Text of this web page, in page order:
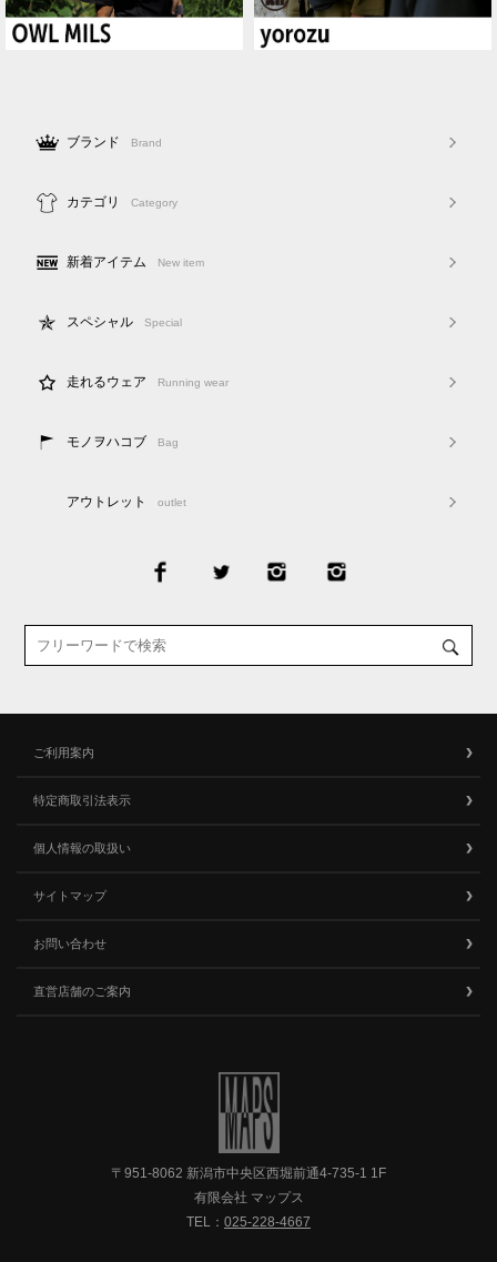
ブランド Brand
カテゴリ Category
新着アイテム New item
スペシャル Special
走れるウェア Running wear
モノヲハコブ Bag
アウトレット outlet
ご利用案内
特定商取引法表示
個人情報の取扱い
サイトマップ
お問い合わせ
直営店舗のご案内
〒951-8062 新潟市中央区西堀前通4-735-1 1F
有限会社 マップス
TEL： 025-228-4667